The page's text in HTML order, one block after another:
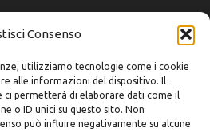
Consenso
utilizziamo tecnologie come i cookie
alle informazioni del dispositivo. Il
ci permetterà di elaborare dati come il
o ID unici su questo sito. Non
può influire negativamente su alcune